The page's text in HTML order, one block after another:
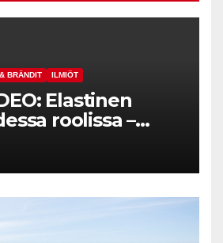
BRÄNDIT ILMIÖT
Elastinen
roolissa –
Turvaan